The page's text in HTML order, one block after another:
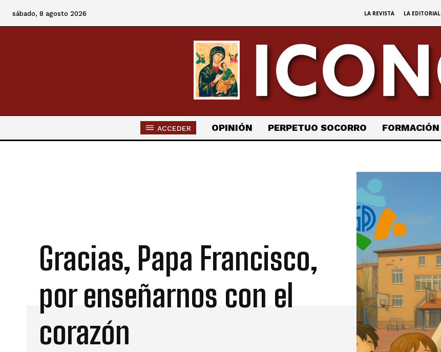
sábado, 8 agosto 2026 LA REVISTA LA EDITORIAL
ACCEDER OPINIÓN PERPETUO SOCORRO FORMACIÓN
Gracias, Papa Francisco,
por enseñarnos con el
corazón